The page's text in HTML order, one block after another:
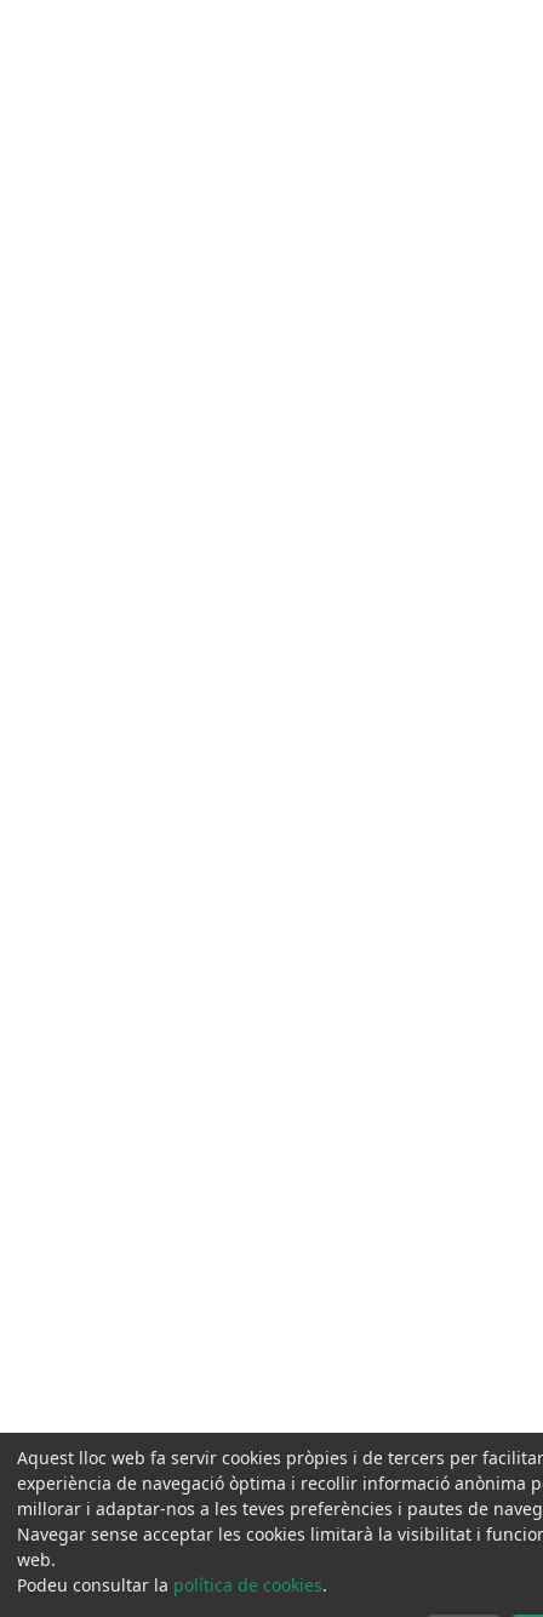
Aquest lloc web fa servir cookies pròpies i de tercers per
experiència de navegació òptima i recollir informació anònima
millorar i adaptar-nos a les teves preferències i pautes de
Navegar sense acceptar les cookies limitarà la visibilitat i
web.
Podeu consultar la política de cookies.